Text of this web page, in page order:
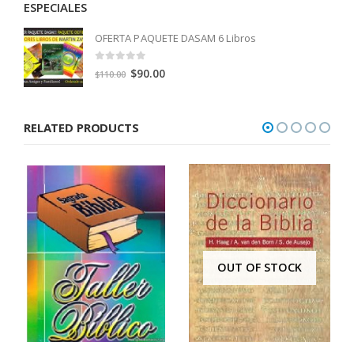
ESPECIALES
OFERTA PAQUETE DASAM 6 Libros
out of 5
$110.00 Original
$110.00.
$90.00Current
RELATED PRODUCTS
OUT OF STOCK